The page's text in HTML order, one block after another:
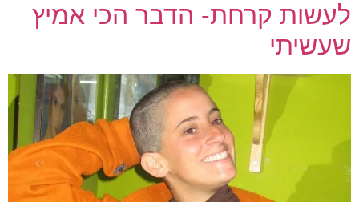
לעשות קרחת- הדבר הכי אמיץ
שעשיתי